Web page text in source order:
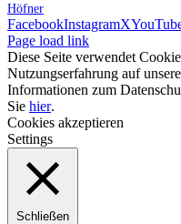
Höfner
FacebookInstagramX
Page load link
Diese Seite verwendet
Nutzungserfahrung auf
Informationen zum
Sie hier.
Cookies akzeptieren
Settings
Schließen